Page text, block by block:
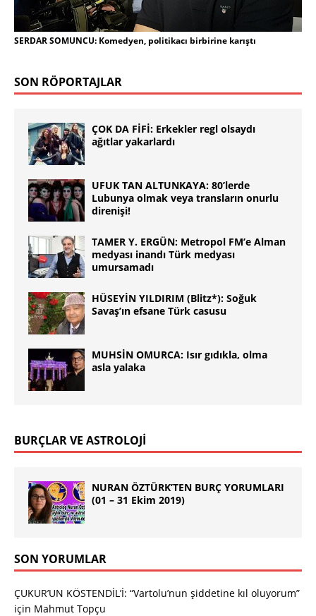
SERDAR SOMUNCU: Komedyen, politikacı birbirine karıştı
SON RÖPORTAJLAR
ÇOK DA FİFİ: Erkekler regl olsaydı
ağıtlar yakarlardı
UFUK TAN ALTUNKAYA: 80’lerde
Lubunya olmak veya transların onurlu
direnişi!
TAMER Y. ERGÜN: Metropol FM’e Alman
medyası inandı Türk medyası
umursamadı
HÜSEYİN YILDIRIM (Blitz*): Soğuk
Savaş’ın efsane Türk casusu
MUHSİN OMURCA: Isır gıdıkla, olma
asla yalaka
BURÇLAR VE ASTROLOJİ
NURAN ÖZTÜRK’TEN BURÇ YORUMLARI
(01 – 31 Ekim 2019)
SON YORUMLAR
ÇUKUR’UN KÖSTENDİL’İ: “Vartolu’nun şiddetine kıl oluyorum”
için Mahmut Topçu